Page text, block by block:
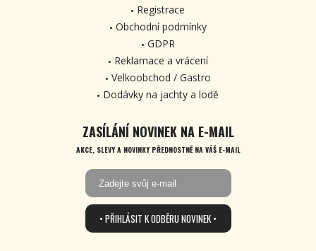
Registrace
Obchodní podmínky
GDPR
Reklamace a vrácení
Velkoobchod / Gastro
Dodávky na jachty a lodě
ZASÍLÁNÍ NOVINEK NA E-MAIL
AKCE, SLEVY A NOVINKY PŘEDNOSTNĚ NA VÁŠ E-MAIL
• PŘIHLÁSIT K ODBĚRU NOVINEK •